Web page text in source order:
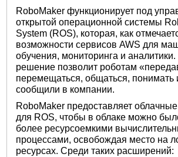
RoboMaker функционирует под
открытой операционной системы
System (ROS), которая, как
возможности сервисов AWS для
обучения, мониторинга и
решение позволит роботам
перемещаться, общаться, понимать
сообщили в компании.
RoboMaker предоставляет
для ROS, чтобы в облаке можно
более ресурсоемкими
процессами, освобождая место на
ресурсах. Среди таких расширений: